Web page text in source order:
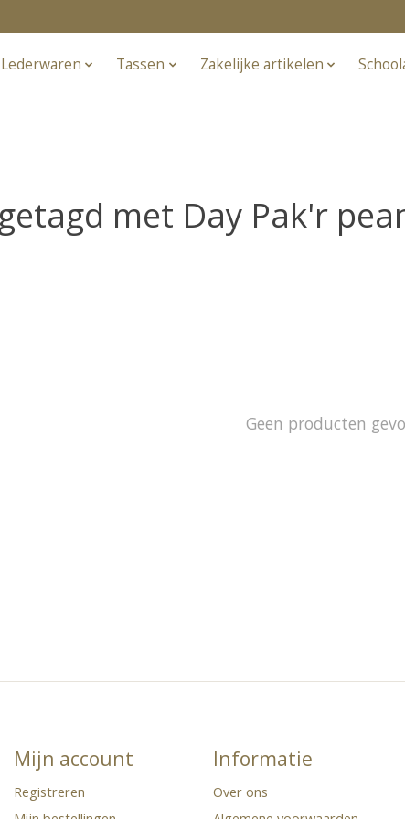
Lederwaren Tassen Zakelijke artikelen
met Day Pak'r
Geen producten
Mijn account
Registreren
Informatie
Over ons